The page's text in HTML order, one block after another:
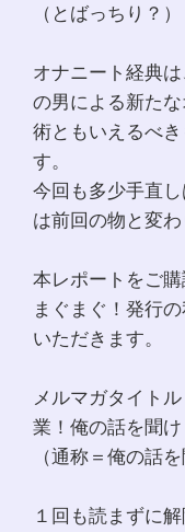
（とばっちり？）
オナニート経典
の男による新た
術ともいえるべ
す。
今回も多少手直
は前回の物と変わ
本レポートをご
まぐまぐ！発行
いただきます。
メルマガタイト
業！俺の話を聞け
（通称＝俺の話
１回も読まずに